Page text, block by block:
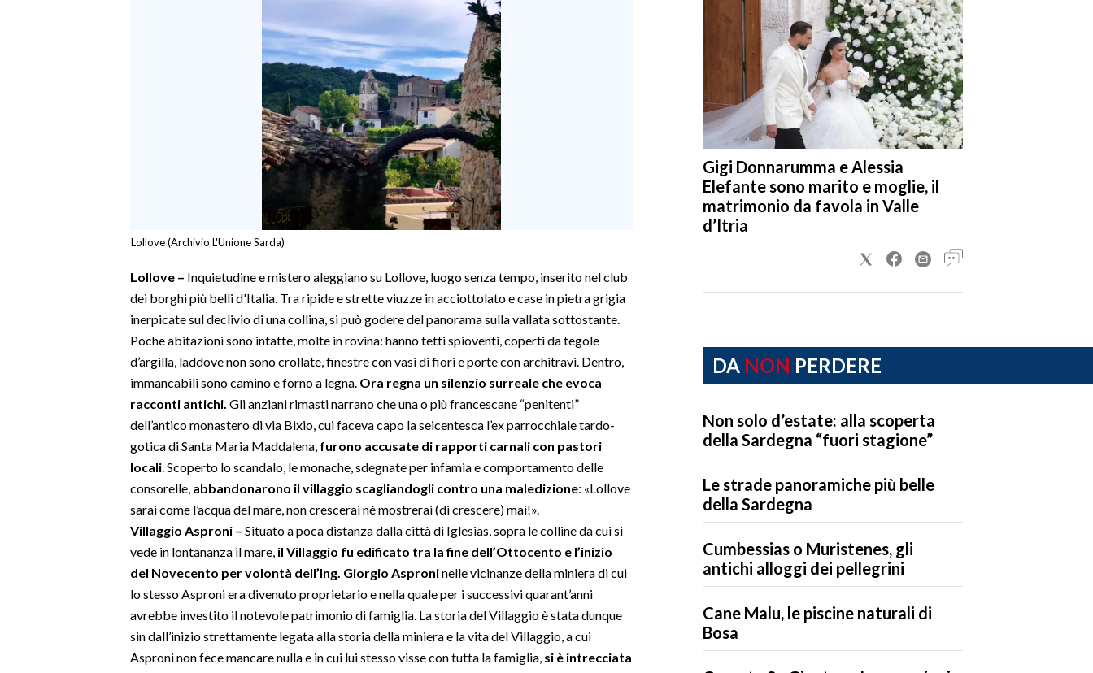
Lollove (Archivio L'Unione Sarda)
Lollove – Inquietudine e mistero aleggiano su Lollove, luogo senza tempo, inserito nel club
dei borghi più belli d'Italia. Tra ripide e strette viuzze in acciottolato e case in pietra grigia
inerpicate sul declivio di una collina, si può godere del panorama sulla vallata sottostante.
Poche abitazioni sono intatte, molte in rovina: hanno tetti spioventi, coperti da tegole
d’argilla, laddove non sono crollate, finestre con vasi di fiori e porte con architravi. Dentro,
immancabili sono camino e forno a legna. Ora regna un silenzio surreale che evoca
racconti antichi. Gli anziani rimasti narrano che una o più francescane “penitenti”
dell’antico monastero di via Bixio, cui faceva capo la seicentesca l’ex parrocchiale tardo-
gotica di Santa Maria Maddalena, furono accusate di rapporti carnali con pastori
locali. Scoperto lo scandalo, le monache, sdegnate per infamia e comportamento delle
consorelle, abbandonarono il villaggio scagliandogli contro una maledizione: «Lollove
sarai come l’acqua del mare, non crescerai né mostrerai (di crescere) mai!».
Villaggio Asproni – Situato a poca distanza dalla città di Iglesias, sopra le colline da cui si
vede in lontananza il mare, il Villaggio fu edificato tra la fine dell’Ottocento e l’inizio
del Novecento per volontà dell’Ing. Giorgio Asproninelle vicinanze della miniera di cui
lo stesso Asproni era divenuto proprietario e nella quale per i successivi quarant’anni
avrebbe investito il notevole patrimonio di famiglia. La storia del Villaggio è stata dunque
sin dall’inizio strettamente legata alla storia della miniera e la vita del Villaggio, a cui
Asproni non fece mancare nulla e in cui lui stesso visse con tutta la famiglia, si è intrecciata
Gigi Donnarumma e Alessia
Elefante sono marito e moglie, il
matrimonio da favola in Valle
d’Itria
DA NON PERDERE
Non solo d’estate: alla scoperta
della Sardegna “fuori stagione”
Le strade panoramiche più belle
della Sardegna
Cumbessias o Muristenes, gli
antichi alloggi dei pellegrini
Cane Malu, le piscine naturali di
Bosa